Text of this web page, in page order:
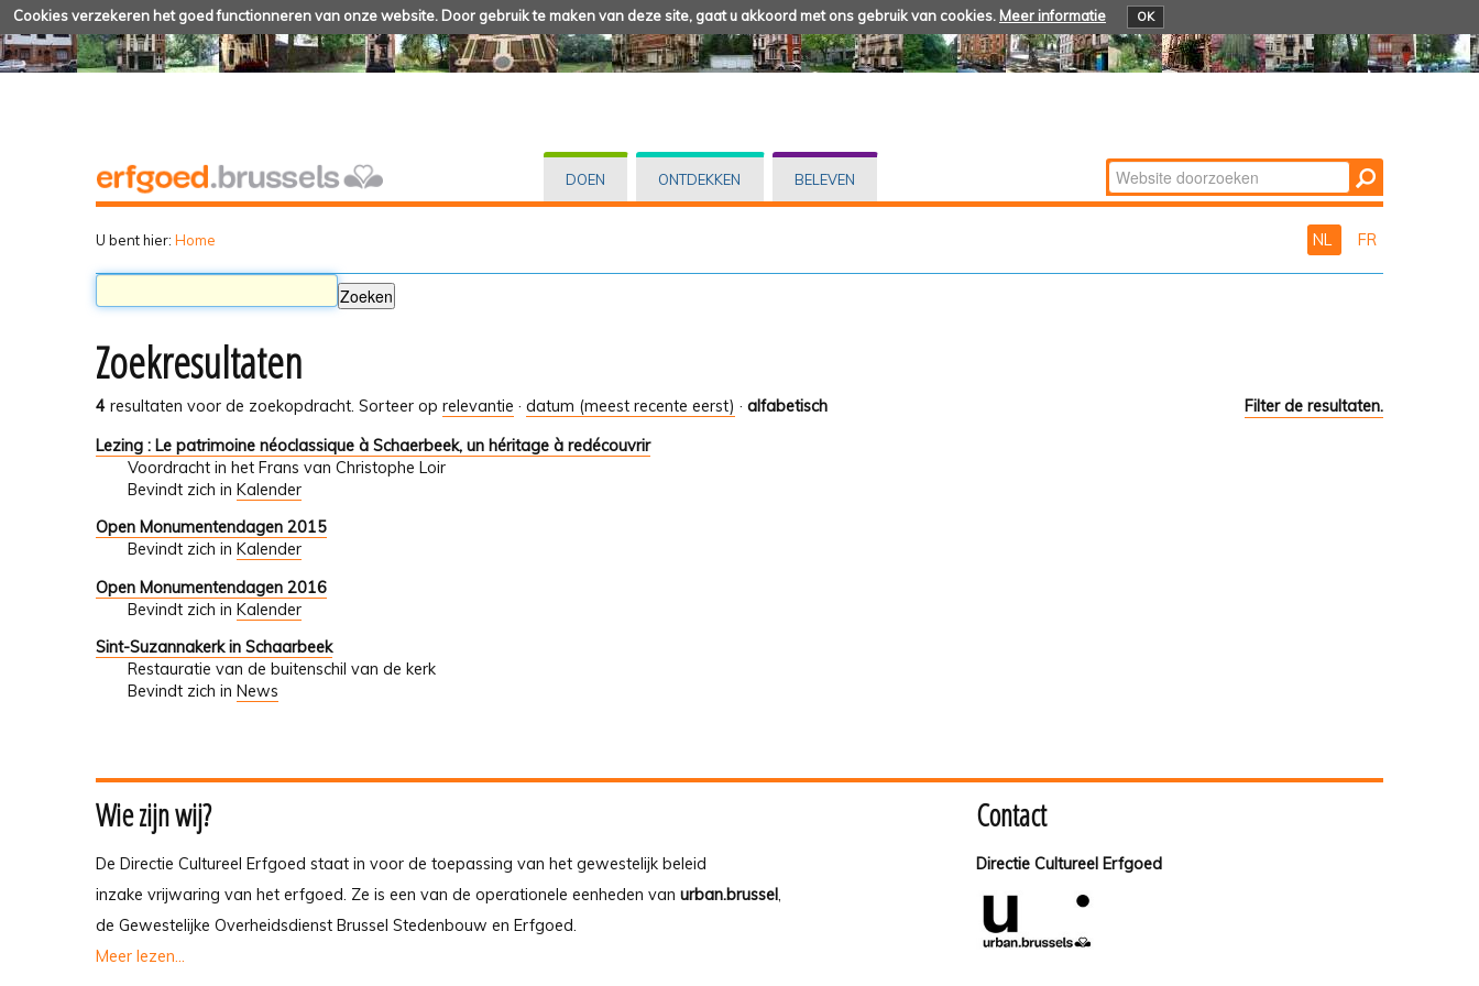
Cookies verzekeren het goed functionneren van onze website. Door gebruik te maken van deze site, gaat u akkoord met ons gebruik van cookies. Meer informatie OK
DOEN ONTDEKKEN BELEVEN Zoek
Geavanceerd
U bent hier: Home NL FR
Zoekresultaten
4 resultaten voor de zoekopdracht. Filter de resultaten.
Sorteer op relevantie · datum (meest recente eerst) · alfabetisch
Lezing : Le patrimoine néoclassique à Schaerbeek, un héritage à redécouvrir
Voordracht in het Frans van Christophe Loir
Bevindt zich in Kalender
Open Monumentendagen 2015
Bevindt zich in Kalender
Open Monumentendagen 2016
Bevindt zich in Kalender
Sint-Suzannakerk in Schaarbeek
Restauratie van de buitenschil van de kerk
Bevindt zich in News
Wie zijn wij?
De Directie Cultureel Erfgoed staat in voor de toepassing van het gewestelijk beleid
inzake vrijwaring van het erfgoed. Ze is een van de operationele eenheden van urban.brussel,
de Gewestelijke Overheidsdienst Brussel Stedenbouw en Erfgoed.
Meer lezen...
Contact
Directie Cultureel Erfgoed